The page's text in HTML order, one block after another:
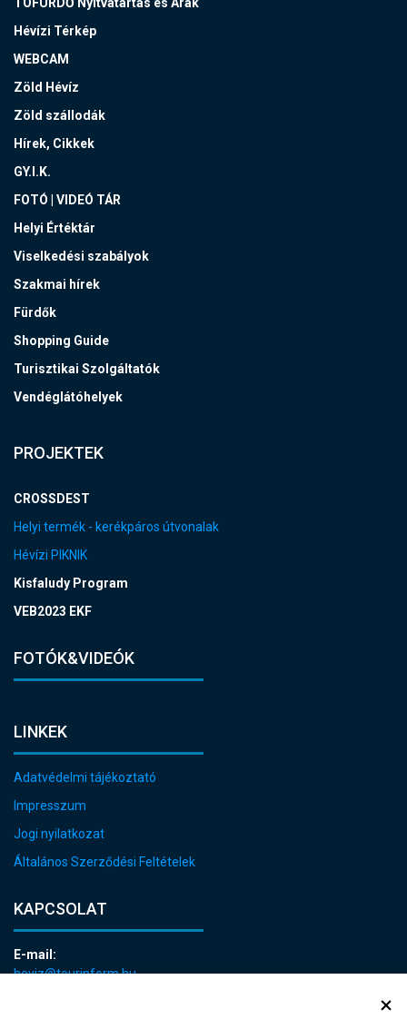
Hévízi Térkép
WEBCAM
Zöld Hévíz
Zöld szállodák
Hírek, Cikkek
GY.I.K.
FOTÓ | VIDEÓ TÁR
Helyi Értéktár
Viselkedési szabályok
Szakmai hírek
Fürdők
Shopping Guide
Turisztikai Szolgáltatók
Vendéglátóhelyek
PROJEKTEK
CROSSDEST
Helyi termék - kerékpáros útvonalak
Hévízi PIKNIK
Kisfaludy Program
VEB2023 EKF
FOTÓK&VIDEÓK
LINKEK
Adatvédelmi tájékoztató
Impresszum
Jogi nyilatkozat
Általános Szerződési Feltételek
KAPCSOLAT
E-mail:
heviz@tourinform.hu